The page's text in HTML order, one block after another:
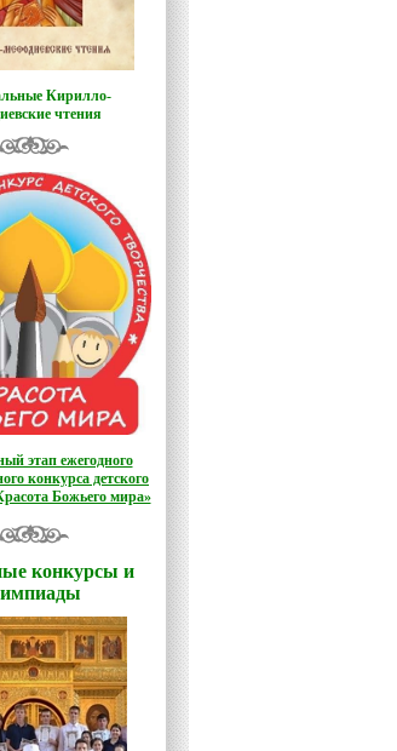
Кирилло-
чтения
этап ежегодного
конкурса детского
Божьего мира»
конкурсы и